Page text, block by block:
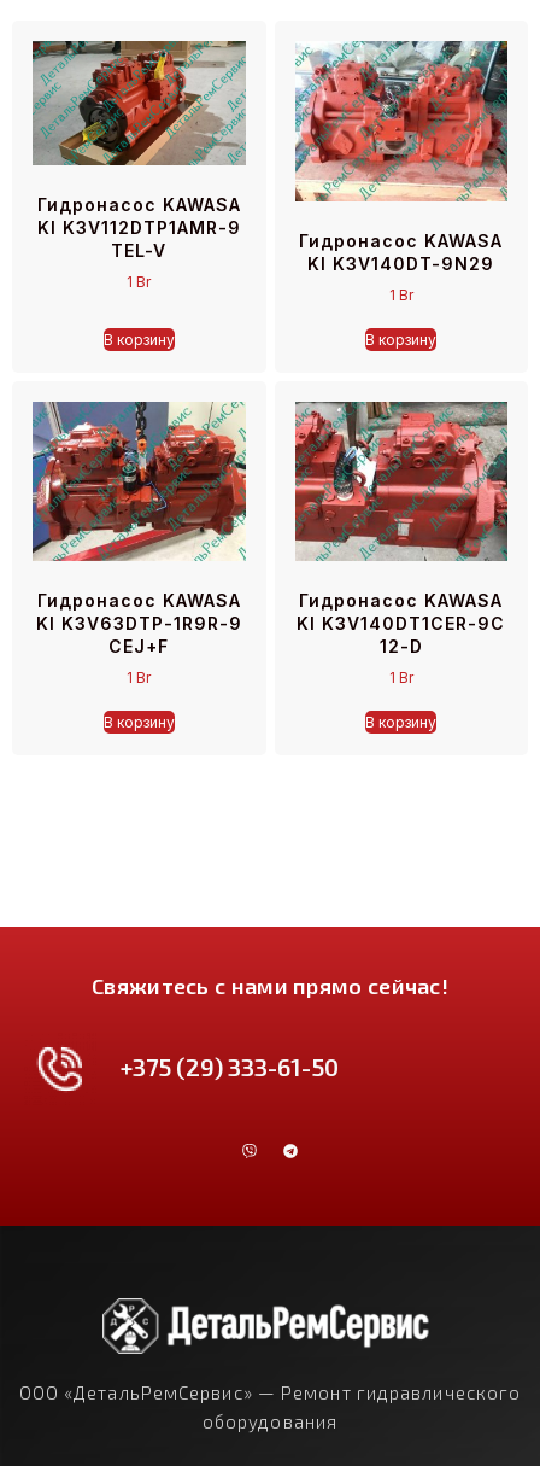
Гидронасос KAWASA
KI K3V112DTP1AMR-9
TEL-V
1Br
В корзину
Гидронасос KAWASA
KI K3V140DT-9N29
1 Br
В корзину
Гидронасос KAWASA
KI K3V63DTP-1R9R-9
CEJ+F
1Br
В корзину
Гидронасос KAWASA
KI K3V140DT1CER-9C
12-D
1 Br
В корзину
Свяжитесь с нами прямо сейчас!
+375 (29) 333-61-50
ООО «ДетальРемСервис» — Ремонт гидравлического
оборудования